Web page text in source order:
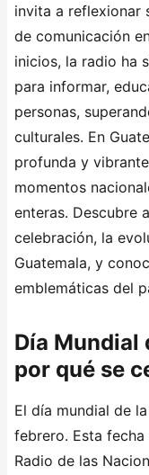
invita a reflexionar
de comunicación
inicios, la radio ha
para informar,
personas,
culturales. En
profunda y
momentos
enteras. Descubre
celebración, la
Guatemala, y
emblemáticas del
Día Mundial
por qué se
El día mundial de
febrero. Esta
Radio de las